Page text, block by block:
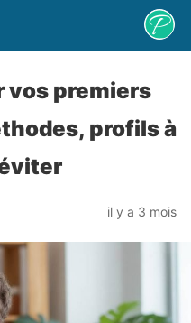
vos premiers
profils à
il y a 3 mois